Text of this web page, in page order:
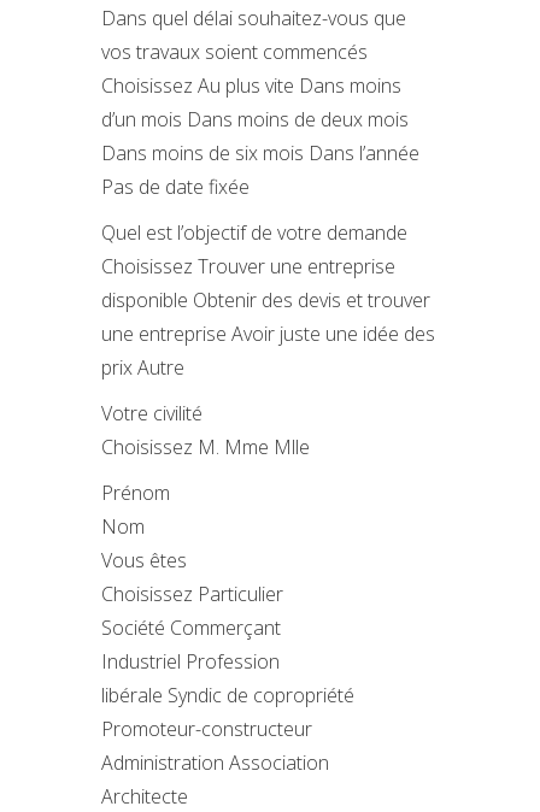
Dans quel délai souhaitez-vous que
vos travaux soient commencés
Choisissez Au plus vite Dans moins
d’un mois Dans moins de deux mois
Dans moins de six mois Dans l’année
Pas de date fixée
Quel est l’objectif de votre demande
Choisissez Trouver une entreprise
disponible Obtenir des devis et trouver
une entreprise Avoir juste une idée des
prix Autre
Votre civilité
Choisissez M. Mme Mlle
Prénom
Nom
Vous êtes
Choisissez Particulier
Société Commerçant
Industriel Profession
libérale Syndic de copropriété
Promoteur-constructeur
Administration Association
Architecte